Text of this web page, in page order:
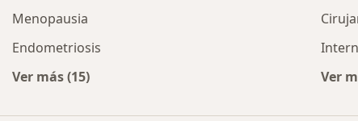
Menopausia
Endometriosis
Ver más (15)
Ver